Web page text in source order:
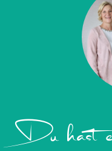
Du hast